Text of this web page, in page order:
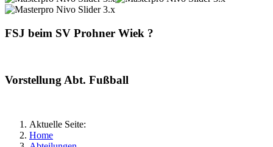
FSJ beim SV Prohner Wiek ?
Vorstellung Abt. Fußball
Aktuelle Seite:
Home